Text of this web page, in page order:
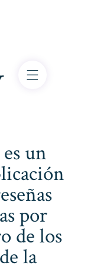
es un
por
de los
la